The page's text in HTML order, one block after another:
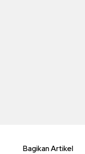
Bagikan Artikel